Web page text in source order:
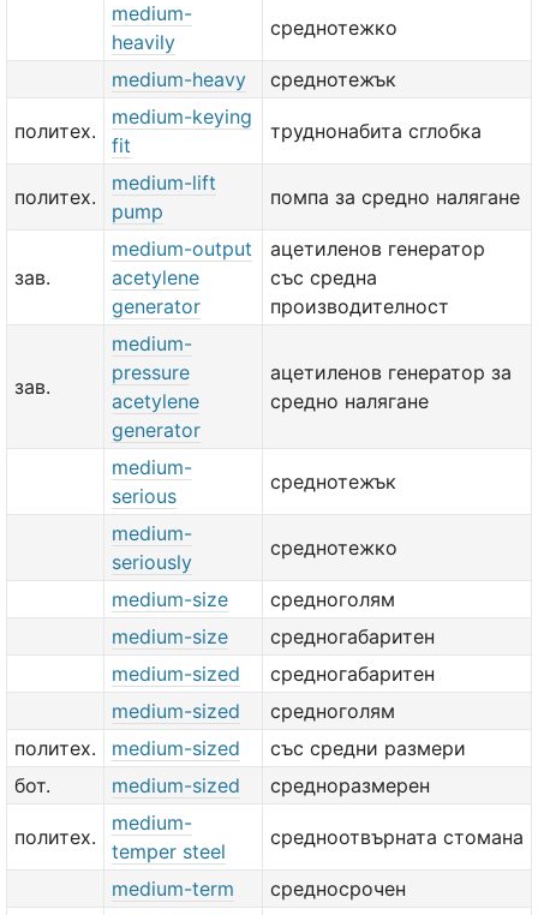
medium-
heavily
среднотежко
medium-heavy среднотежък
политех.
medium-keying
fit
труднонабита сглобка
политех.
medium-lift
pump
помпа за средно налягане
зав.
medium-output
acetylene
generator
ацетиленов генератор
със средна
производителност
зав.
medium-
pressure
acetylene
generator
ацетиленов генератор за
средно налягане
medium-
serious
среднотежък
medium-
seriously
среднотежко
medium-size
средноголям
medium-size
средногабаритен
medium-sized
средногабаритен
medium-sized
средноголям
политех.
medium-sized
със средни размери
бот.
medium-sized средноразмерен
политех.
medium-
temper steel
средноотвърната стомана
medium-term средносрочен